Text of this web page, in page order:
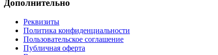
Дополнительно
Реквизиты
Политика конфиденциальности
Пользовательское соглашение
Публичная оферта